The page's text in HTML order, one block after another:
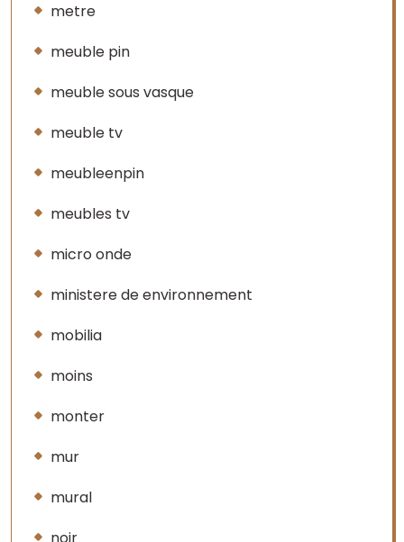
metre
meuble pin
meuble sous vasque
meuble tv
meubleenpin
meubles tv
micro onde
ministere de environnement
mobilia
moins
monter
mur
mural